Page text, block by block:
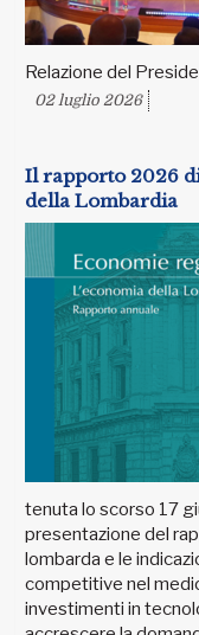
Relazione del
02 luglio 2026
Il rapporto 2026 di
della Lombardia
tenuta lo scorso 17
presentazione del
lombarda e le
competitive nel
investimenti in